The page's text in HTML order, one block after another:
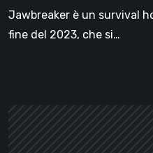
Jawbreaker è un survival
fine del 2023, che si…